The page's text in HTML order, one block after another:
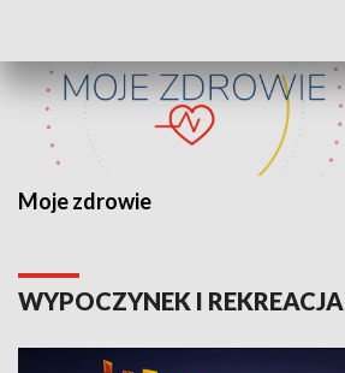
Moje zdrowie
WYPOCZYNEK I REKREACJA